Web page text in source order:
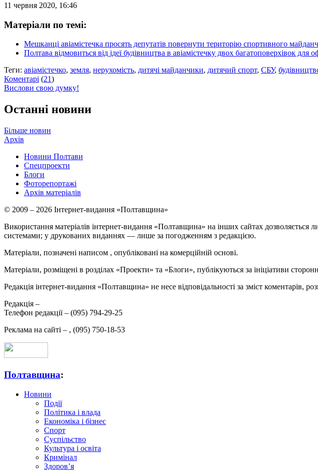
11 червня 2020, 16:46
Матеріали по темі:
Мешканці авіамістечка просять депутатів повернути територію спортивного
Полтава відмовиться від ідеї будівництва в авіамістечку двох багатоповерхівок
Теги: авіамістечко, земля, нерухомість, дитячі майданчики, дитячий спорт, СБУ,
Коментарі (21)
Вислови свою думку!
Останні новини
Більше новин
Архів
Новини Полтави
Спецпроекти
Блоги
Фоторепортажі
Архів матеріалів
© 2009 – 2026 Інтернет-видання «Полтавщина»
Використання матеріалів інтернет-видання «Полтавщина» на інших сайтах дозволяється
системами; у друкованих виданнях — лише за погодженням з редакцією.
Матеріали, позначені написом , опубліковані на комерційній основі.
Матеріали, розміщені в розділах «Проекти» та «Блоги», публікуються за ініціативи
Редакція інтернет-видання «Полтавщина» не несе відповідальності за зміст коментарів,
Редакція –
Телефон редакції – (095) 794-29-25
Реклама на сайті – , (095) 750-18-53
Полтавщина:
Новини
Події
Політика і влада
Економіка і бізнес
Спорт
Суспільство
Культура і освіта
Кримінал
Здоров’я